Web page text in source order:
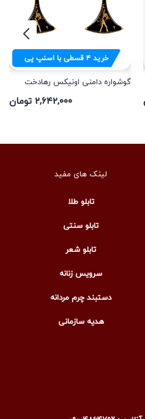
خرید۴قسطی با اسنپ پی
گوشواره دامنی اونیکس رهادخت
۲,۶۴۲,۰۰۰ تومان
لینک های مفید
تابلو طلا
تابلو سنتی
تابلو شعر
سرویس زنانه
دستبند چرم مردانه
هدیه سازمانی